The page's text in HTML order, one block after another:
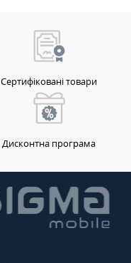
Сертифіковані товари
Дисконтна програма